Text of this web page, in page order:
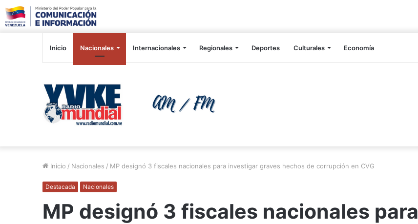
Inicio Nacionales Internacionales Regionales Deportes Culturales Economía
Inicio / Nacionales / MP designó 3 fiscales nacionales para investigar graves hechos de corrupción en CVG
Destacada Nacionales
MP designó 3 fiscales nacionales para